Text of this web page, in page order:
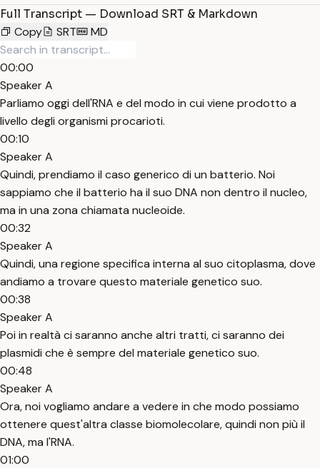
Full Transcript — Download SRT & Markdown
Copy
SRT MD
00:00
Speaker A
Parliamo oggi dell'RNA e del modo in cui viene prodotto a
livello degli organismi procarioti.
00:10
Speaker A
Quindi, prendiamo il caso generico di un batterio. Noi
sappiamo che il batterio ha il suo DNA non dentro il nucleo,
ma in una zona chiamata nucleoide.
00:32
Speaker A
Quindi, una regione specifica interna al suo citoplasma, dove
andiamo a trovare questo materiale genetico suo.
00:38
Speaker A
Poi in realtà ci saranno anche altri tratti, ci saranno dei
plasmidi che è sempre del materiale genetico suo.
00:48
Speaker A
Ora, noi vogliamo andare a vedere in che modo possiamo
ottenere quest'altra classe biomolecolare, quindi non più il
DNA, ma l'RNA.
01:00